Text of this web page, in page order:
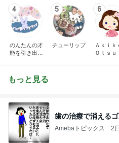
4
のんたんの才
能を引き出す
ハウ発信＆ア
レンジ楽譜販
5
チューリップ
6
Ａｋｉ
Ｏｔｓｕ
もっと見る
歯の治療で消える
Amebaトピックス 2